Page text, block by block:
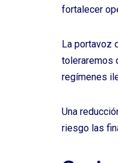
fortalecer
La portavoz
toleraremos
regímenes
Una
riesgo las